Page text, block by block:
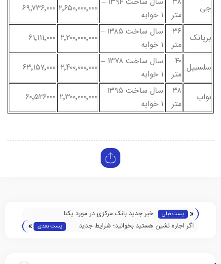
جی
متر
۱ خوابه
۲٬۶۵۰٬۰۰۰٬۰۰۰ ۶۹٬۷۳۶٬۰۰۰
بریانک
۳۶
متر
سال ساخت ۱۳۸۵ –
۱ خوابه
۲٬۲۰۰٬۰۰۰٬۰۰۰ ۶۱٬۱۱۱٬۰۰۰
سلسبیل ۴۰
متر
سال ساخت ۱۳۷۸ –
۱ خوابه
۲٬۴۰۰٬۰۰۰٬۰۰۰ ۶۳٬۱۵۷٬۰۰۰
نواب
۳۸
متر
سال ساخت ۱۳۹۵ –
۱ خوابه
۲٬۳۰۰٬۰۰۰٬۰۰۰ ۶۰٬۵۲۶۰۰۰
« پست قبلی
خبر جدید بانک مرکزی در مورد یکتا
اگر اجاره نشین هستید بخوانید؛ شرایط جدید
پست بعدی »